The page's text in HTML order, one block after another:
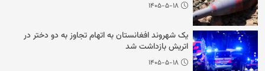
۱۴۰۵-۵-۱۸
یک شهروند افغانستان به اتهام تجاوز به دو دختر در
اتریش بازداشت شد
۱۴۰۵-۵-۱۸